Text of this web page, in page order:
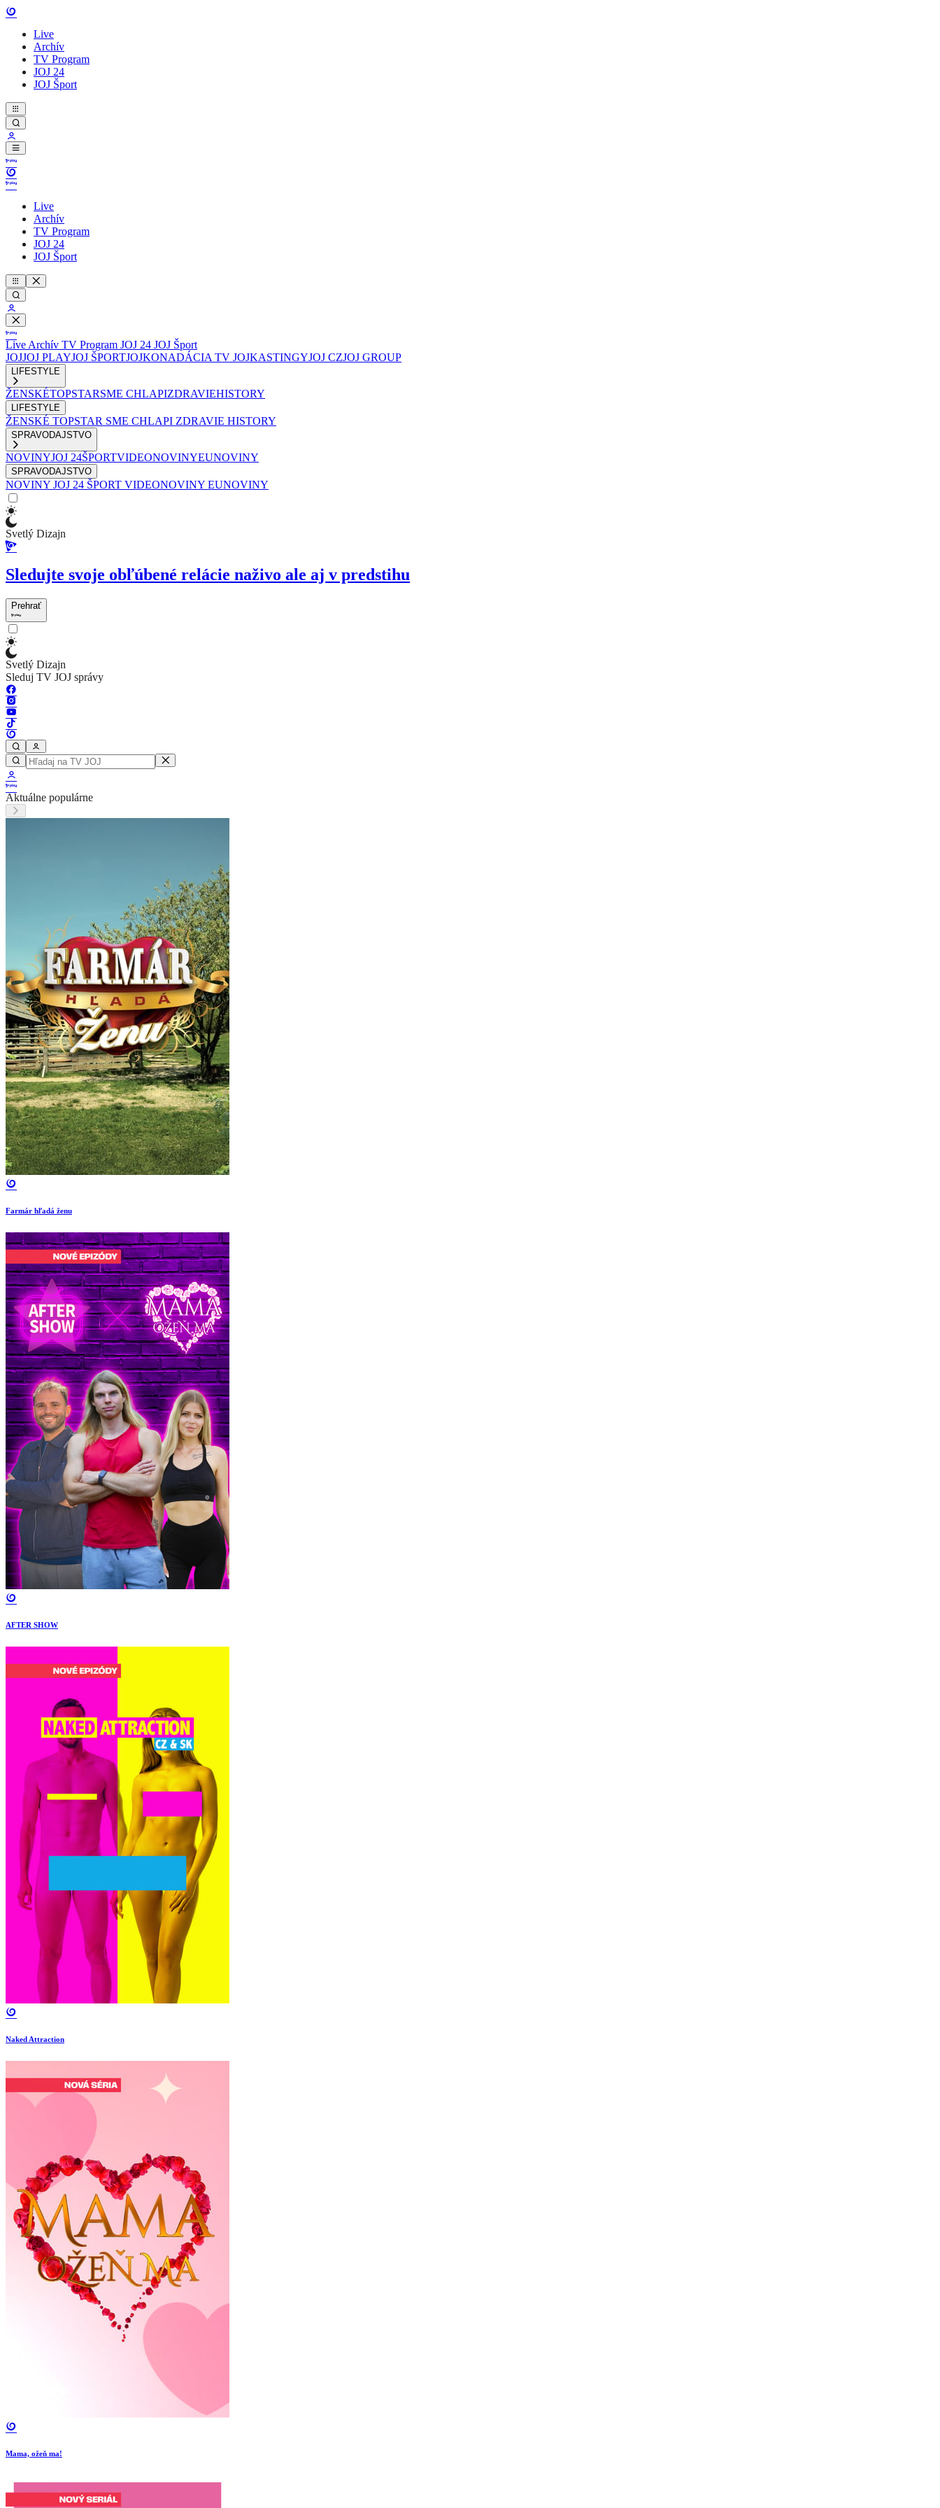
Live
Archív
TV Program
JOJ 24
JOJ Šport
Live
Archív
TV Program
JOJ 24
JOJ Šport
Live Archív TV Program JOJ 24 JOJ Šport
JOJJOJ PLAYJOJ ŠPORTJOJKONADÁCIA TV JOJKASTINGYJOJ CZJOJ GROUP
LIFESTYLE
ŽENSKÉTOPSTARSME CHLAPIZDRAVIEHISTORY
LIFESTYLE
ŽENSKÉ TOPSTAR SME CHLAPI ZDRAVIE HISTORY
SPRAVODAJSTVO
NOVINYJOJ 24ŠPORTVIDEONOVINYEUNOVINY
SPRAVODAJSTVO
NOVINY JOJ 24 ŠPORT VIDEONOVINY EUNOVINY
Svetlý Dizajn
Sledujte svoje obľúbené relácie naživo ale aj v predstihu
Prehrať
Svetlý Dizajn
Sleduj TV JOJ správy
Aktuálne populárne
Farmár hľadá ženu
AFTER SHOW
Naked Attraction
Mama, ožeň ma!